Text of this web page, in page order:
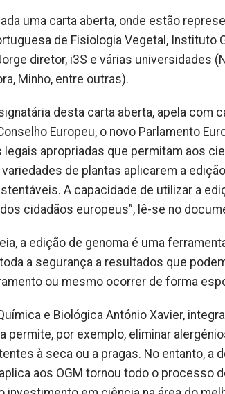
uma carta aberta, onde estão
de Fisiologia Vegetal, Instituto
diretor, i3S e várias universidades
Minho, entre outras).
desta carta aberta, apela com
Europeu, o novo Parlamento
legais apropriadas que permitam aos
de plantas aplicarem a
A capacidade de utilizar a
cidadãos europeus”, lê-se no
a edição de genoma é uma
a segurança a resultados que
ou mesmo ocorrer de forma
e Biológica António Xavier,
permite, por exemplo, eliminar
à seca ou a pragas. No entanto, a
aos OGM tornou todo o processo